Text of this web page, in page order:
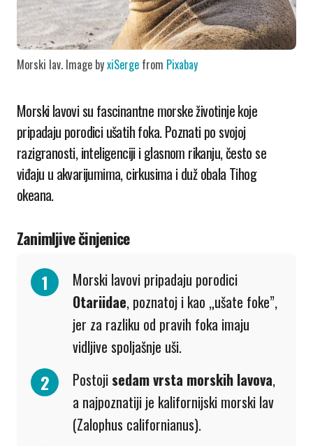
Morski lav. Image byxiSerge from Pixabay
Morski lavovi su fascinantne morske životinje koje
pripadaju porodici ušatih foka. Poznati po svojoj
razigranosti, inteligenciji i glasnom rikanju, često se
viđaju u akvarijumima, cirkusima i duž obala Tihog
okeana.
Zanimljive činjenice
Morski lavovi pripadaju porodici
Otariidae, poznatoj i kao „ušate foke”,
jer za razliku od pravih foka imaju
vidljive spoljašnje uši.
Postoji sedam vrsta morskih lavova,
a najpoznatiji je kalifornijski morski lav
(Zalophus californianus).